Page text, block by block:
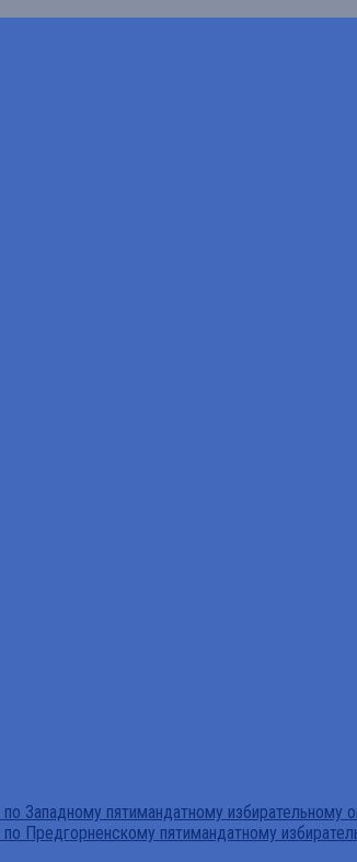
Западному пятимандатному избирательному
Предгорненскому пятимандатному